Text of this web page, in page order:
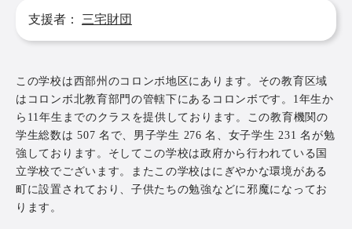
支援者： 三宅財団
この学校は西部州のコロンボ地区にあります。その教育区域
はコロンボ北教育部門の管轄下にあるコロンボです。1年生か
ら11年生までのクラスを提供しております。この教育機関の
学生総数は 507 名で、男子学生 276 名、女子学生 231 名が勉
強しております。そしてこの学校は政府から行われている国
立学校でございます。またこの学校はにぎやかな環境がある
町に設置されており、子供たちの勉強などに邪魔になってお
ります。